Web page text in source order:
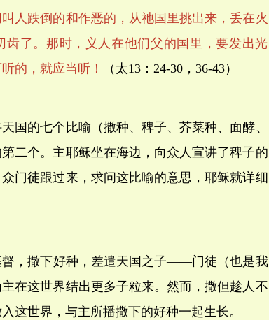
人跌倒的和作恶的，从祂国里挑出来，丢在火
齿了。那时，义人在他们父的国里，要发出光
的，就应当听！
（太13：24-30，36-43）
国的七个比喻（撒种、稗子、芥菜种、面酵、
二个。主耶稣坐在海边，向众人宣讲了稗子的
门徒跟过来，求问这比喻的意思，耶稣就详细
督，撒下好种，差遣天国之子——门徒（也是我
在这世界结出更多子粒来。然而，撒但趁人不
这世界，与主所播撒下的好种一起生长。